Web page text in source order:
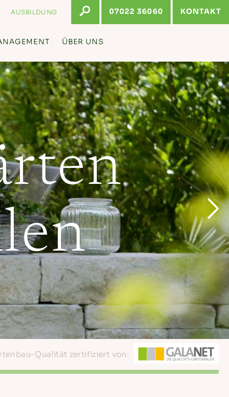
AUSBILDUNG 07022 36060 KONTAKT
ÜBER UNS
Qualität zertifiziert von: